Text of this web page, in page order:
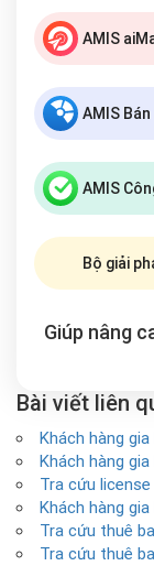
AMIS
AMIS
AMIS
Bộ giải
Giúp nâng
Bài viết liên
Khách hàng
Khách hàng gia
Tra cứu
Khách hàng gia
Tra cứu thuê
Tra cứu thuê